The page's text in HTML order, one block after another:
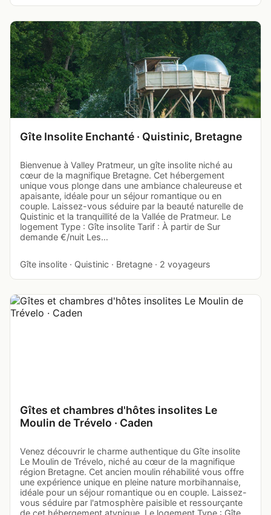
Gîte Insolite Enchanté · Quistinic, Bretagne
Bienvenue à Valley Pratmeur, un gîte insolite niché au
cœur de la magnifique Bretagne. Cet hébergement
unique vous plonge dans une ambiance chaleureuse et
apaisante, idéale pour un séjour romantique ou en
couple. Laissez-vous séduire par la beauté naturelle de
Quistinic et la tranquillité de la Vallée de Pratmeur. Le
logement Type : Gîte insolite Tarif : À partir de Sur
demande €/nuit Les…
Gîte insolite · Quistinic · Bretagne · 2 voyageurs
Gîtes et chambres d'hôtes insolites Le
Moulin de Trévelo · Caden
Venez découvrir le charme authentique du Gîte insolite
Le Moulin de Trévelo, niché au cœur de la magnifique
région Bretagne. Cet ancien moulin réhabilité vous offre
une expérience unique en pleine nature morbihannaise,
idéale pour un séjour romantique ou en couple. Laissez-
vous séduire par l'atmosphère paisible et ressourçante